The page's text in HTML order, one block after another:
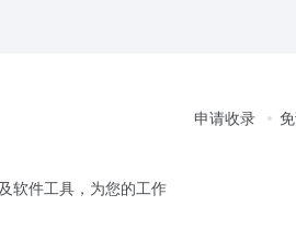
软件工具，为您的工作
申请收录